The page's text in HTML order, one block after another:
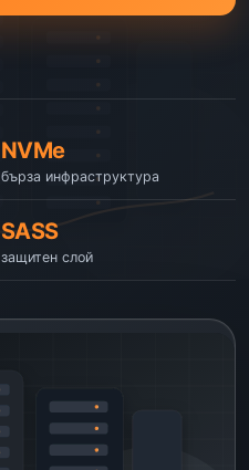
NVMe
бърза инфраструктура
SASS
защитен слой